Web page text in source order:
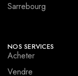
Sarrebourg
NOS SERVICES
Acheter
Vendre